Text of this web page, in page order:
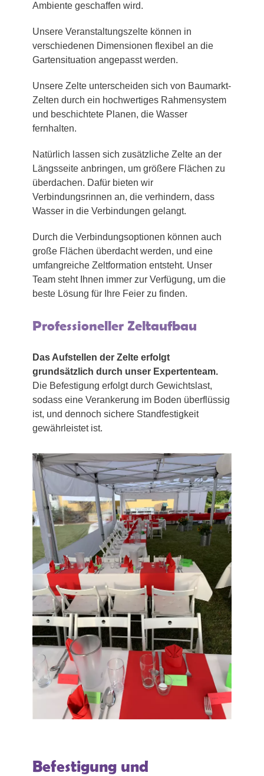
Ambiente geschaffen wird.
Unsere Veranstaltungszelte können in
verschiedenen Dimensionen flexibel an die
Gartensituation angepasst werden.
Unsere Zelte unterscheiden sich von Baumarkt-
Zelten durch ein hochwertiges Rahmensystem
und beschichtete Planen, die Wasser
fernhalten.
Natürlich lassen sich zusätzliche Zelte an der
Längsseite anbringen, um größere Flächen zu
überdachen. Dafür bieten wir
Verbindungsrinnen an, die verhindern, dass
Wasser in die Verbindungen gelangt.
Durch die Verbindungsoptionen können auch
große Flächen überdacht werden, und eine
umfangreiche Zeltformation entsteht. Unser
Team steht Ihnen immer zur Verfügung, um die
beste Lösung für Ihre Feier zu finden.
Professioneller Zeltaufbau
Das Aufstellen der Zelte erfolgt
grundsätzlich durch unser Expertenteam.
Die Befestigung erfolgt durch Gewichtslast,
sodass eine Verankerung im Boden überflüssig
ist, und dennoch sichere Standfestigkeit
gewährleistet ist.
Befestigung und